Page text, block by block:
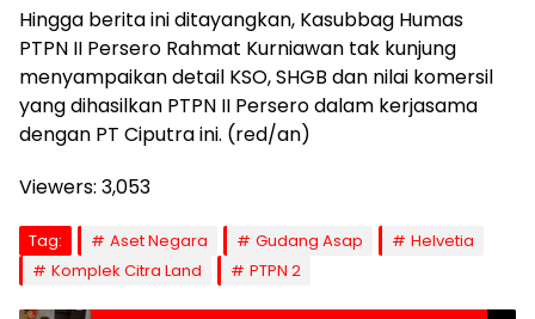
Hingga berita ini ditayangkan, Kasubbag Humas
PTPN II Persero Rahmat Kurniawan tak kunjung
menyampaikan detail KSO, SHGB dan nilai komersil
yang dihasilkan PTPN II Persero dalam kerjasama
dengan PT Ciputra ini. (red/an)
Viewers: 3,053
Tag: Aset Negara Gudang Asap
Helvetia
Komplek Citra Land
PTPN 2